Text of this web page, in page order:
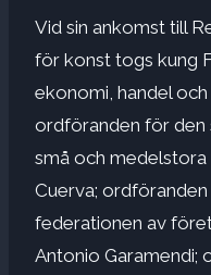
Vid sin ankomst till
för konst togs kung
ekonomi, handel
ordföranden för den
små och
Cuerva;
federationen av
Antonio Garamendi;